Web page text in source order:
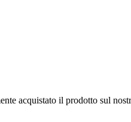
acquistato il prodotto sul